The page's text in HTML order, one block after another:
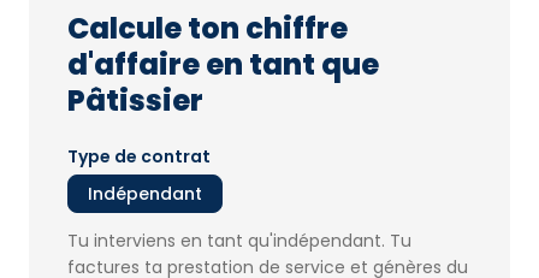
Calcule ton chiffre
d'affaire en tant que
Pâtissier
Type de contrat
Indépendant
Tu interviens en tant qu'indépendant. Tu
factures ta prestation de service et génères du